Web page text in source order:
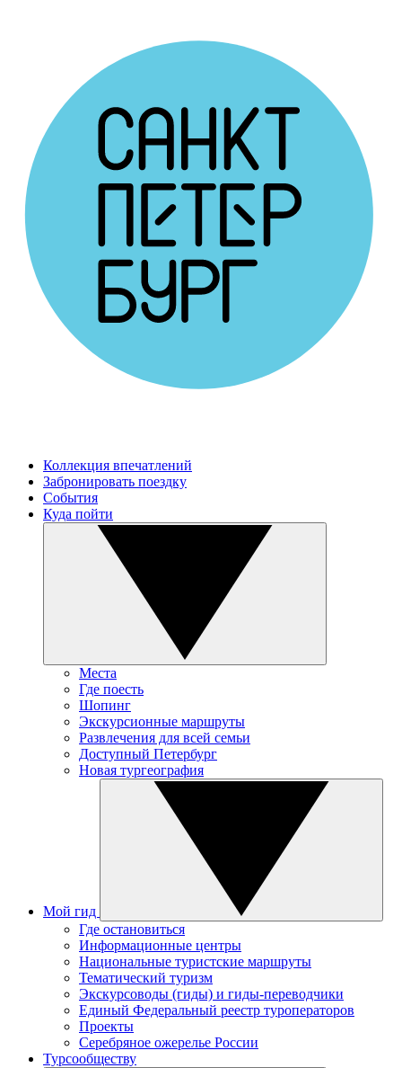
Коллекция впечатлений
Забронировать поездку
События
Куда пойти
Места
Где поесть
Шопинг
Экскурсионные маршруты
Развлечения для всей семьи
Доступный Петербург
Новая тургеография
Мой гид
Где остановиться
Информационные центры
Национальные туристские маршруты
Тематический туризм
Экскурсоводы (гиды) и гиды-переводчики
Единый Федеральный реестр туроператоров
Проекты
Серебряное ожерелье России
Турсообществу